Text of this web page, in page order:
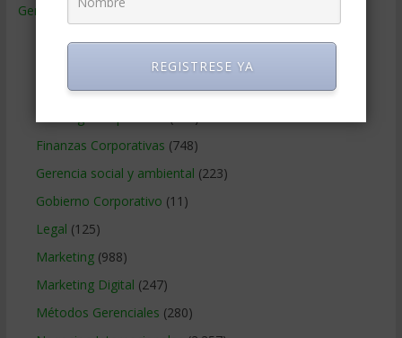
Gerencia
(9.477)
Educacion Gerencial(454)
Finanzas Corporativas (748)
Gerencia social y ambiental (223)
Gobierno Corporativo (11)
Legal (125)
Marketing(988)
Marketing Digital (247)
Métodos Gerenciales (280)
REGISTRESE YA